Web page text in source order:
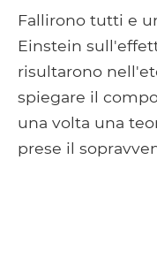
Fallirono tutti e
Einstein
risultarono
spiegare il
una volta una
prese il